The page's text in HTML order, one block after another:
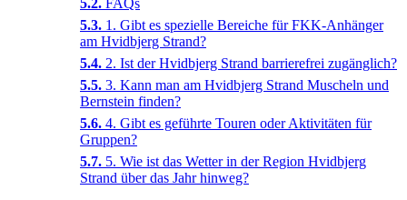
1. Gibt es spezielle Bereiche für FKK-Anhänger
am Hvidbjerg Strand?
2. Ist der Hvidbjerg Strand barrierefrei zugänglich?
3. Kann man am Hvidbjerg Strand Muscheln und
Bernstein finden?
4. Gibt es geführte Touren oder Aktivitäten für
Gruppen?
5. Wie ist das Wetter in der Region Hvidbjerg
Strand über das Jahr hinweg?